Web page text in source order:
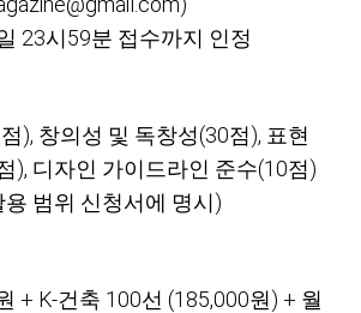
23시59분 접수까지 인정
), 창의성 및 독창성(30점), 표현
), 디자인 가이드라인 준수(10점)
용 범위 신청서에 명시)
+ K-건축 100선 (185,000원) + 월